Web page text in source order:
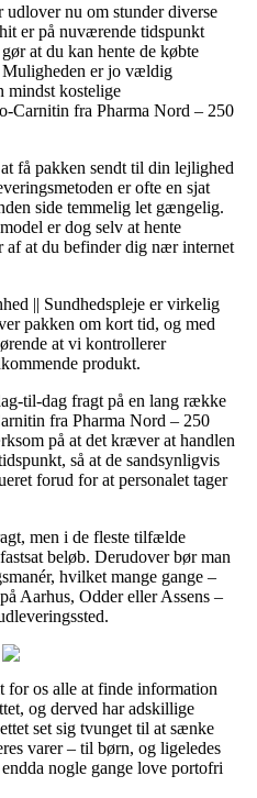
nu om stunder diverse
er på nuværende tidspunkt
at du kan hente de købte
Muligheden er jo vældig
mindst kostelige
Carnitin fra Pharma Nord – 250
få pakken sendt til din lejlighed
er ofte en sjat
side temmelig let gængelig.
er dog selv at hente
af at du befinder dig nær internet
|| Sundhedspleje er virkelig
pakken om kort tid, og med
at vi kontrollerer
produkt.
til-dag fragt på en lang række
fra Pharma Nord – 250
på at det kræver at handlen
så at de sandsynligvis
forud for at personalet tager
men i de fleste tilfælde
beløb. Derudover bør man
hvilket mange gange –
Aarhus, Odder eller Assens –
os alle at finde information
og derved har adskillige
set sig tvunget til at sænke
varer – til børn, og ligeledes
nogle gange love portofri